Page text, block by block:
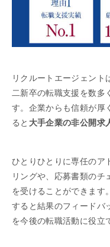
リクルートエージェント
二新卒の転職支援を数多
す。企業からも信頼が厚
ると 大手企業の非公開求
ひとりひとりに専任のア
リングや、応募書類のチ
を受けることができます
すると結果のフィードバ
を今後の転職活動に役立